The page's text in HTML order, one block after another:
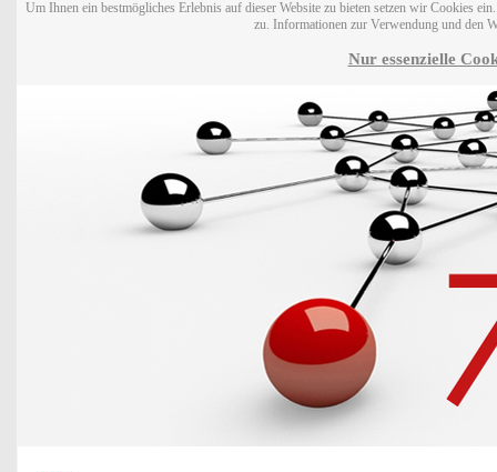
Um Ihnen ein bestmögliches Erlebnis auf dieser Website zu bieten setzen wir Cookies
zu. Informationen zur Verwendung und den
Nur essenzielle